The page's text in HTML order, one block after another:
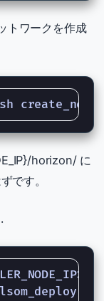
トワークを作成
horizon/ に
です。